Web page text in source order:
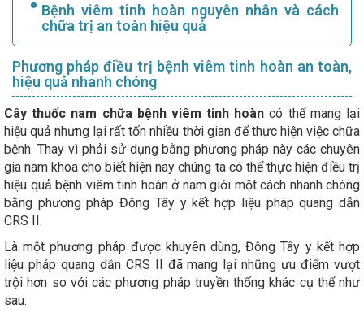
Bệnh viêm tinh hoàn nguyên nhân và cách
chữa trị an toàn hiệu quả
Phương pháp điều trị bệnh viêm tinh hoàn an toàn,
hiệu quả nhanh chóng
Cây thuốc nam chữa bệnh viêm tinh hoàncó thể mang lại
hiệu quả nhưng lại rất tốn nhiều thời gian để thực hiện việc chữa
bệnh. Thay vì phải sử dụng bằng phương pháp này các chuyên
gia nam khoa cho biết hiện nay chúng ta có thể thực hiện điều trị
hiệu quả bệnh viêm tinh hoàn ở nam giới một cách nhanh chóng
bằng phương pháp Đông Tây y kết hợp liệu pháp quang dẫn
CRS II.
Là một phương pháp được khuyên dùng, Đông Tây y kết hợp
liệu pháp quang dẫn CRS II đã mang lại những ưu điểm vượt
trội hơn so với các phương pháp truyền thống khác cụ thể như
sau: